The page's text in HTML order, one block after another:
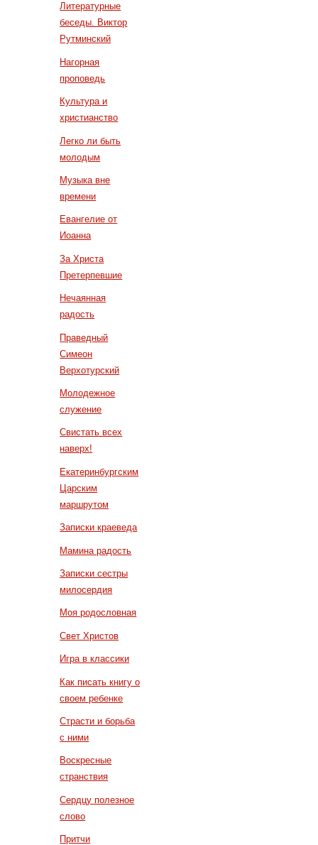
Литературные
беседы. Виктор
Рутминский
Нагорная
проповедь
Культура и
христианство
Легко ли быть
молодым
Музыка вне
времени
Евангелие от
Иоанна
За Христа
Претерпевшие
Нечаянная
радость
Праведный
Симеон
Верхотурский
Молодежное
служение
Свистать всех
наверх!
Екатеринбургским
Царским
маршрутом
Записки краеведа
Мамина радость
Записки сестры
милосердия
Моя родословная
Свет Христов
Игра в классики
Как писать книгу о
своем ребенке
Страсти и борьба
с ними
Воскресные
странствия
Сердцу полезное
слово
Притчи